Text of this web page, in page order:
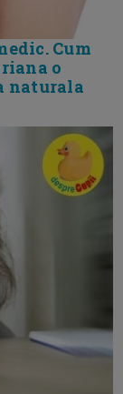
Cum
o
naturala